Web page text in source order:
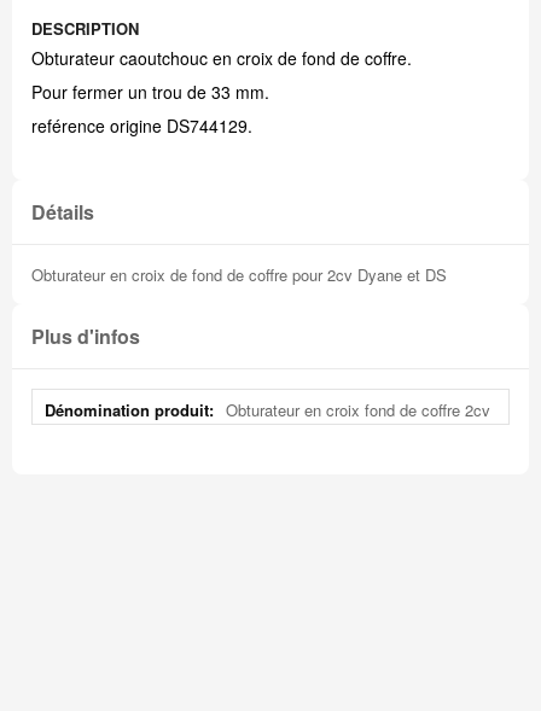
DESCRIPTION
Obturateur caoutchouc en croix de fond de coffre.
Pour fermer un trou de 33 mm.
reférence origine DS744129.
Détails
Obturateur en croix de fond de coffre pour 2cv Dyane et DS
Plus d'infos
Plus
d'infos
Obturateur en croix fond de coffre 2cv